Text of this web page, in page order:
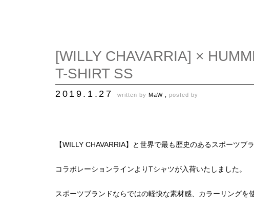
[WILLY CHAVARRIA] ×
T-SHIRT SS
2019.1.27 written by MaW , posted by
【WILLY CHAVARRIA】と世界で最も歴史のあるスポーツ
コラボレーションラインよりTシャツが入荷いたしました。
スポーツブランドならではの軽快な素材感、カラーリングを